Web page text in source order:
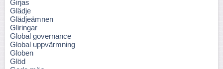
Girjas
Glädje
Glädjeämnen
Gliringar
Global governance
Global uppvärmning
Globen
Glöd